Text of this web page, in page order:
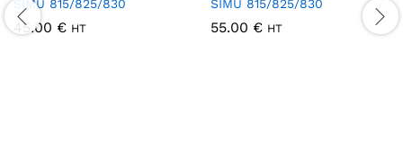
SIMU 815/825/830
45.00 € HT
SIMU 815/825/830
55.00 € HT